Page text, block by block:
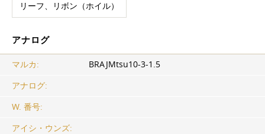
リーフ、リボン（ホイル）
アナログ
マルカ:
BRAJMtsu10-3-1.5
アナログ:
W. 番号:
アイシ・ウンズ: